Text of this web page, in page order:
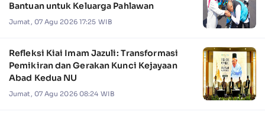
Bantuan untuk Keluarga Pahlawan
Jumat, 07 Agu 2026 17:25 WIB
Refleksi Kiai Imam Jazuli: Transformasi
Pemikiran dan Gerakan Kunci Kejayaan
Abad Kedua NU
Jumat, 07 Agu 2026 08:24 WIB